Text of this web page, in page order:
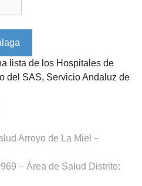
lista de los Hospitales de
del SAS, Servicio Andaluz de
Arroyo de La Miel –
– Área de Salud Distrito: